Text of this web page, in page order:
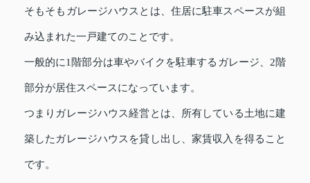
そもそもガレージハウスとは、住居に駐車スペースが組
み込まれた一戸建てのことです。
一般的に1階部分は車やバイクを駐車するガレージ、2階
部分が居住スペースになっています。
つまりガレージハウス経営とは、所有している土地に建
築したガレージハウスを貸し出し、家賃収入を得ること
です。